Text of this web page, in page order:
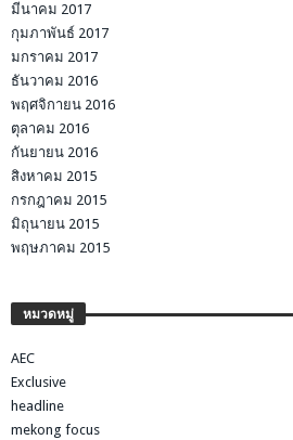
มีนาคม 2017
กุมภาพันธ์ 2017
มกราคม 2017
ธันวาคม 2016
พฤศจิกายน 2016
ตุลาคม 2016
กันยายน 2016
สิงหาคม 2015
กรกฎาคม 2015
มิถุนายน 2015
พฤษภาคม 2015
หมวดหมู่
AEC
Exclusive
headline
mekong focus